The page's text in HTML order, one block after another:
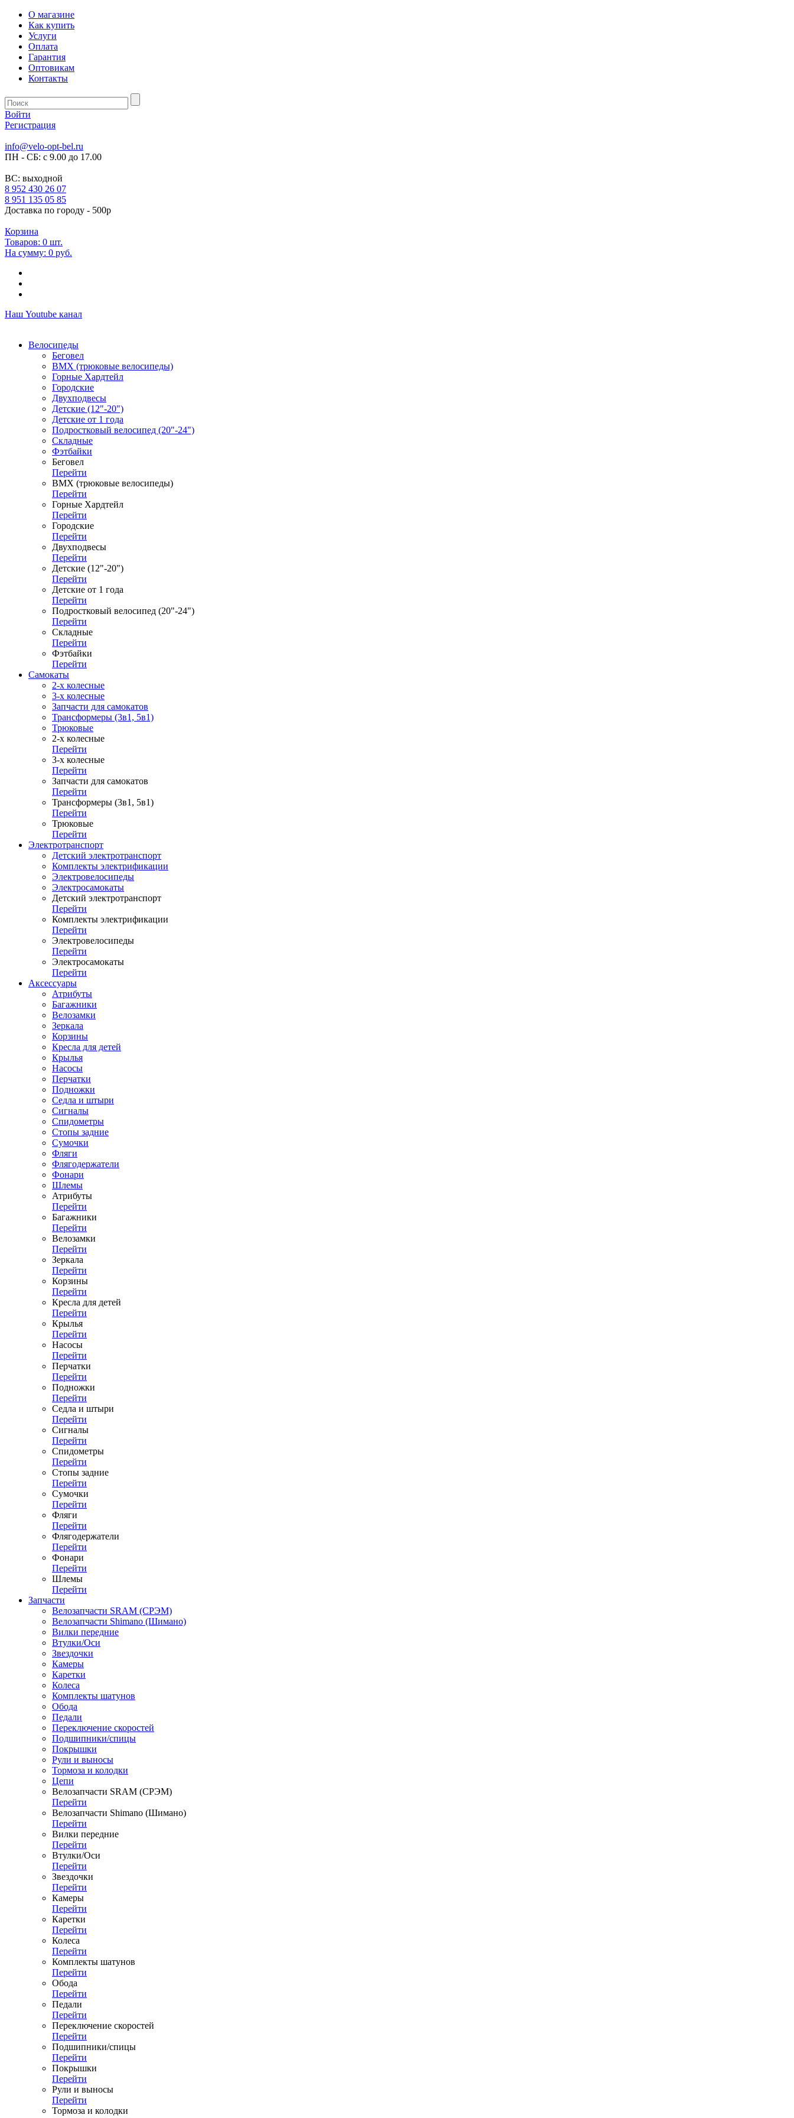
О магазине
Как купить
Услуги
Оплата
Гарантия
Оптовикам
Контакты
Войти
Регистрация
info@velo-opt-bel.ru
ПН - СБ: с 9.00 до 17.00
ВС: выходной
8 952 430 26 07
8 951 135 05 85
Доставка по городу - 500р
Корзина
Товаров: 0 шт.
На сумму: 0 руб.
Наш Youtube канал
Велосипеды
Беговел
ВМХ (трюковые велосипеды)
Горные Хардтейл
Городские
Двухподвесы
Детские (12"-20")
Детские от 1 года
Подростковый велосипед (20"-24")
Складные
Фэтбайки
Беговел
Перейти
ВМХ (трюковые велосипеды)
Перейти
Горные Хардтейл
Перейти
Городские
Перейти
Двухподвесы
Перейти
Детские (12"-20")
Перейти
Детские от 1 года
Перейти
Подростковый велосипед (20"-24")
Перейти
Складные
Перейти
Фэтбайки
Перейти
Самокаты
2-х колесные
3-х колесные
Запчасти для самокатов
Трансформеры (3в1, 5в1)
Трюковые
2-х колесные
Перейти
3-х колесные
Перейти
Запчасти для самокатов
Перейти
Трансформеры (3в1, 5в1)
Перейти
Трюковые
Перейти
Электротранспорт
Детский электротранспорт
Комплекты электрификации
Электровелосипеды
Электросамокаты
Детский электротранспорт
Перейти
Комплекты электрификации
Перейти
Электровелосипеды
Перейти
Электросамокаты
Перейти
Аксессуары
Атрибуты
Багажники
Велозамки
Зеркала
Корзины
Кресла для детей
Крылья
Насосы
Перчатки
Подножки
Седла и штыри
Сигналы
Спидометры
Стопы задние
Сумочки
Фляги
Флягодержатели
Фонари
Шлемы
Атрибуты
Перейти
Багажники
Перейти
Велозамки
Перейти
Зеркала
Перейти
Корзины
Перейти
Кресла для детей
Перейти
Крылья
Перейти
Насосы
Перейти
Перчатки
Перейти
Подножки
Перейти
Седла и штыри
Перейти
Сигналы
Перейти
Спидометры
Перейти
Стопы задние
Перейти
Сумочки
Перейти
Фляги
Перейти
Флягодержатели
Перейти
Фонари
Перейти
Шлемы
Перейти
Запчасти
Велозапчасти SRAM (СРЭМ)
Велозапчасти Shimano (Шимано)
Вилки передние
Втулки/Оси
Звездочки
Камеры
Каретки
Колеса
Комплекты шатунов
Обода
Педали
Переключение скоростей
Подшипники/спицы
Покрышки
Рули и выносы
Тормоза и колодки
Цепи
Велозапчасти SRAM (СРЭМ)
Перейти
Велозапчасти Shimano (Шимано)
Перейти
Вилки передние
Перейти
Втулки/Оси
Перейти
Звездочки
Перейти
Камеры
Перейти
Каретки
Перейти
Колеса
Перейти
Комплекты шатунов
Перейти
Обода
Перейти
Педали
Перейти
Переключение скоростей
Перейти
Подшипники/спицы
Перейти
Покрышки
Перейти
Рули и выносы
Перейти
Тормоза и колодки